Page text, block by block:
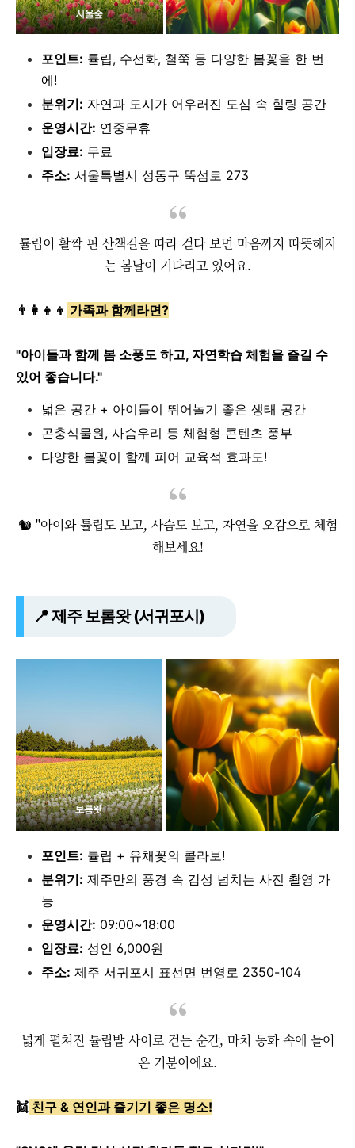
포인트: 튤립, 수선화, 철쭉 등 다양한 봄꽃을 한 번
에!
분위기: 자연과 도시가 어우러진 도심 속 힐링 공간
운영시간: 연중무휴
입장료: 무료
주소: 서울특별시 성동구 뚝섬로 273
튤립이 활짝 핀 산책길을 따라 걷다 보면 마음까지 따뜻해지
는 봄날이 기다리고 있어요.
👨‍👩‍👧‍👦 가족과 함께라면?
"아이들과 함께 봄 소풍도 하고, 자연학습 체험을 즐길 수
있어 좋습니다."
넓은 공간 + 아이들이 뛰어놀기 좋은 생태 공간
곤충식물원, 사슴우리 등 체험형 콘텐츠 풍부
다양한 봄꽃이 함께 피어 교육적 효과도!
🐿️ "아이와 튤립도 보고, 사슴도 보고, 자연을 오감으로 체험
해보세요!
📍 제주 보롬왓 (서귀포시)
포인트: 튤립 + 유채꽃의 콜라보!
분위기: 제주만의 풍경 속 감성 넘치는 사진 촬영 가
능
운영시간: 09:00~18:00
입장료: 성인 6,000원
주소: 제주 서귀포시 표선면 번영로 2350-104
넓게 펼쳐진 튤립밭 사이로 걷는 순간, 마치 동화 속에 들어
온 기분이에요.
👯 친구 & 연인과 즐기기 좋은 명소!